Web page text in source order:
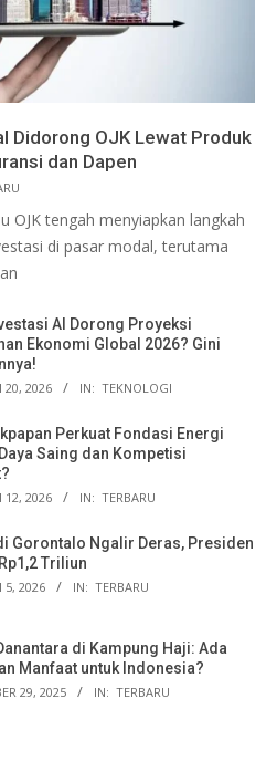
Didorong OJK Lewat Produk
dan Dapen
OJK tengah menyiapkan langkah
di pasar modal, terutama
AI Dorong Proyeksi
Ekonomi Global 2026? Gini
20, 2026 IN: TEKNOLOGI
Perkuat Fondasi Energi
Saing dan Kompetisi
12, 2026 IN: TERBARU
Gorontalo Ngalir Deras, Presiden
Triliun
5, 2026 IN: TERBARU
di Kampung Haji: Ada
Manfaat untuk Indonesia?
29, 2025 IN: TERBARU